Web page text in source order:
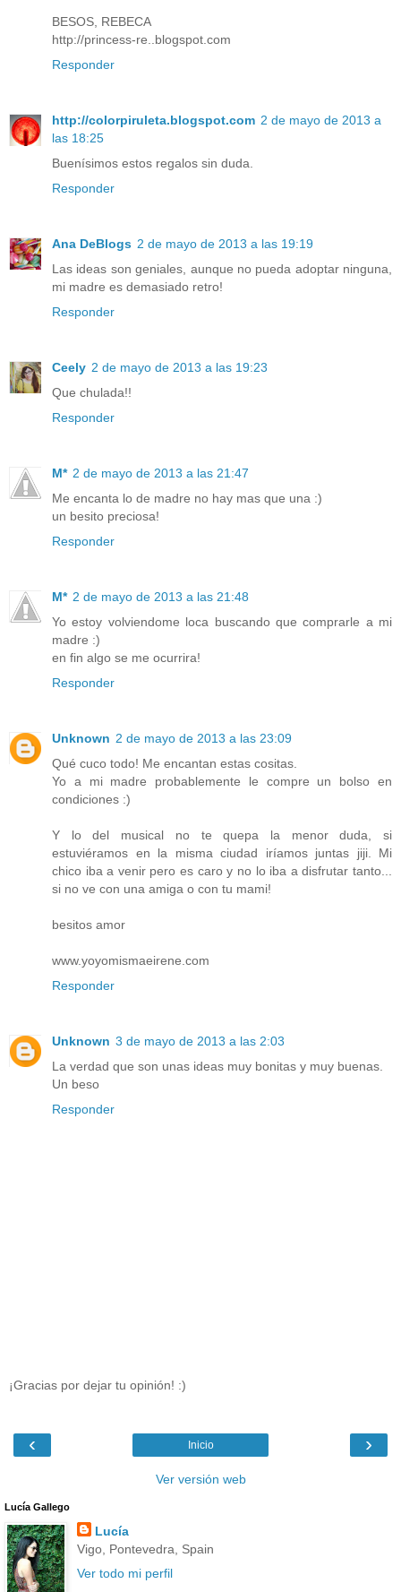
BESOS, REBECA
http://princess-re..blogspot.com
Responder
http://colorpiruleta.blogspot.com 2 de mayo de 2013 a
las 18:25
Buenísimos estos regalos sin duda.
Responder
Ana DeBlogs 2 de mayo de 2013 a las 19:19
Las ideas son geniales, aunque no pueda adoptar ninguna,
mi madre es demasiado retro!
Responder
Ceely 2 de mayo de 2013 a las 19:23
Que chulada!!
Responder
M* 2 de mayo de 2013 a las 21:47
Me encanta lo de madre no hay mas que una :)
un besito preciosa!
Responder
M* 2 de mayo de 2013 a las 21:48
Yo estoy volviendome loca buscando que comprarle a mi
madre :)
en fin algo se me ocurrira!
Responder
Unknown 2 de mayo de 2013 a las 23:09
Qué cuco todo! Me encantan estas cositas.
Yo a mi madre probablemente le compre un bolso en
condiciones :)
Y lo del musical no te quepa la menor duda, si
estuviéramos en la misma ciudad iríamos juntas jiji. Mi
chico iba a venir pero es caro y no lo iba a disfrutar tanto...
si no ve con una amiga o con tu mami!
besitos amor
www.yoyomismaeirene.com
Responder
Unknown 3 de mayo de 2013 a las 2:03
La verdad que son unas ideas muy bonitas y muy buenas.
Un beso
Responder
¡Gracias por dejar tu opinión! :)
‹ ›
Inicio
Ver versión web
Lucía Gallego
Lucía
Vigo, Pontevedra, Spain
Ver todo mi perfil